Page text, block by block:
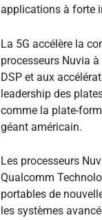
applications à forte
La 5G accélère la
processeurs Nuvia
DSP et aux
leadership des
comme la plate-
géant américain.
Les processeurs
Qualcomm
portables de
les systèmes